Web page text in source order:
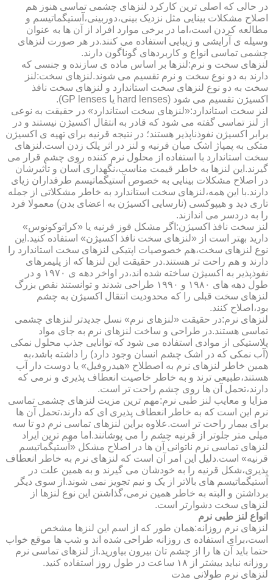
در حالی که اصلی ترین کارکرد لنزهای چشمی تماسی هنوز هم
اصلاح مشکلات بینایی مثل نزدیک بینی،دوربینی،آستیگماتیسم و
مطالعه کردن است،اما در برخی موارد افراد از آن ها به عنوان
وسیله ی آرایشی و زیبایی استفاده می کنند.در هر صورت لنزهای
چشمی تماسی انواع و کاربردهای گوناگون دارند.
لنزهای سخت و نرم:لنزها بر اساس ماده ی سازنده و جنسی که
دارند به دو نوع سخت و نرم تقسیم می شوند.لنزهای سخت:لنز
سخت به دو نوع لنزهای سخت استاندارد و لنزهای سخت نافذ
اکسیژن تقسیم می شود (hard lenses یا GP lenses).
لنز سخت استاندارد:«لنزهای سخت استاندارد» در حقیقت به نوعی
از لنز تماسی گفته می شود که قادر به انتقال اکسیژن نیستند و در
برابر اکسیژن نفوذناپذیر هستند؛ در نتیجه قرنیه برای تهیه ی اکسیژن
متکی به پمپاژ اشک میان قرنیه و لنز در اثر پلک زدن است.لنزهای
سخت استاندارد با استفاده از محلول نرم کننده روی چشم قرار می
گیرند.این لنزها به خاطر قیمت مناسب،نگهداری آسان و تأثیرشان
در اصلاح مشکلات بینایی به خصوص آستیگماتیسم طرفداران زیای
دارند.با این همه،لنزهای سخت استاندارد به خاطر مشکلاتی از جمله
تاری دید و هیپوکسی (نارسایی اکسیژن به اعضای بدن) معمولا فرد
را به دردسر می اندازند.
لنز سخت نافذ اکسیژن:اگر مشکل قوز قرنیه یا «کراتوکونوس»
دارید بهتر است از «لنزهای سخت نافذ اکسیژن» استفاده کنید.این
نوع لنزهای سخت،هم خصوصیات اپتیکی لنزهای سخت استاندارد را
دارند و هم راحت تر هستند.در حقیقت این لنزها که از پلیمرهای
نفوذپذیر به اکسیژن ساخته شده اند،در اواخر دهه ی ۱۹۷۰ و در
طول دهه های ۱۹۸۰ و ۱۹۹۰ طراحی شدند و توانستند نقص بزرگ
لنزهای سخت قبلی را که محدودیت انتقال اکسیژن به چشم
بود،اصلاح کنند.
لنزهای نرم:در حقیقت «لنزهای نرم» نسل جدیدتر لنزهای چشمی
تماسی هستند.در طراحی و ساخت لنزهای نرم به جای مواد
پلاستیکی از موادی استفاده می شود که توانایی جذب محلول نمکی
(آب نمکی که در اشک چشم انسان وجود دارد) را داشته باشد،به
همین خاطر لنزهای نرم به اصطلاح «هیدروفیل» یا دوست دار آب
هستند،طبیعی ترند و به خاطر خاصیت انعطاف پذیری و نرمی که
دارند،تحمل آن ها روی چشم راحت تر است.
مزایا و معایب لنز طبی نرم:مهم ترین مزیت لنزهای چشمی تماسی
نرم این است که به خاطر انعطاف پذیری ای که دارند،تحمل آن ها
برای بیمار راحت تر است.علاوه براین لنزهای تماسی نرم دو تا سه
میلی متر جلوتر از قرنیه چشم را می پوشانند.اما مهم ترین ایراد
لنزهای تماسی نرم ناتوانی آن ها در اصلاح مشکل «آستیگماتیسم
قرنیه» است.دلیل این امر آن است که لنزهای نرم به خاطر انعطاف
پذیری،شکل قرنیه را به خودشان می گیرند و به همین علت در
آستیگماتیسم های بالاتر از یک و نیم تجویز نمی شوند.از سوی دیگر
برداشتن و البته به خاطر همین نرمی،گذاشتن این نوع لنزها از
لنزهای سخت دشوارتر است.
انواع لنز طبی نرم
لنزهای نرم روزانه:همان طور که از اسم این لنزها مشخص
است،برای استفاده ی روزانه طراحی شده اند و شب ها موقع خواب
حتما باید آن ها را از چشم تان بیرون بیاورید.از لنزهای تماسی نرم
روزانه نباید بیشتر از ۱۸ ساعت در طول روز استفاده کنید.
لنزهای نرم طولانی مدت